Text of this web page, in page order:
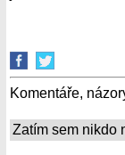
Komentáře,
Zatím sem nikdo